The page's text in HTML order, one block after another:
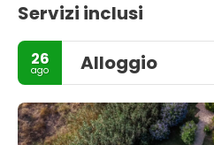
Servizi inclusi
26
ago Alloggio